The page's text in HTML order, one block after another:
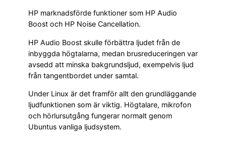
HP marknadsförde funktioner som HP Audio
Boost och HP Noise Cancellation.
HP Audio Boost skulle förbättra ljudet från de
inbyggda högtalarna, medan brusreduceringen var
avsedd att minska bakgrundsljud, exempelvis ljud
från tangentbordet under samtal.
Under Linux är det framför allt den grundläggande
ljudfunktionen som är viktig. Högtalare, mikrofon
och hörlursutgång fungerar normalt genom
Ubuntus vanliga ljudsystem.